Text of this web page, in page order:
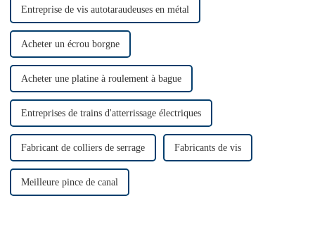
Entreprise de vis autotaraudeuses en métal
Acheter un écrou borgne
Acheter une platine à roulement à bague
Entreprises de trains d'atterrissage électriques
Fabricant de colliers de serrage Fabricants de vis
Meilleure pince de canal